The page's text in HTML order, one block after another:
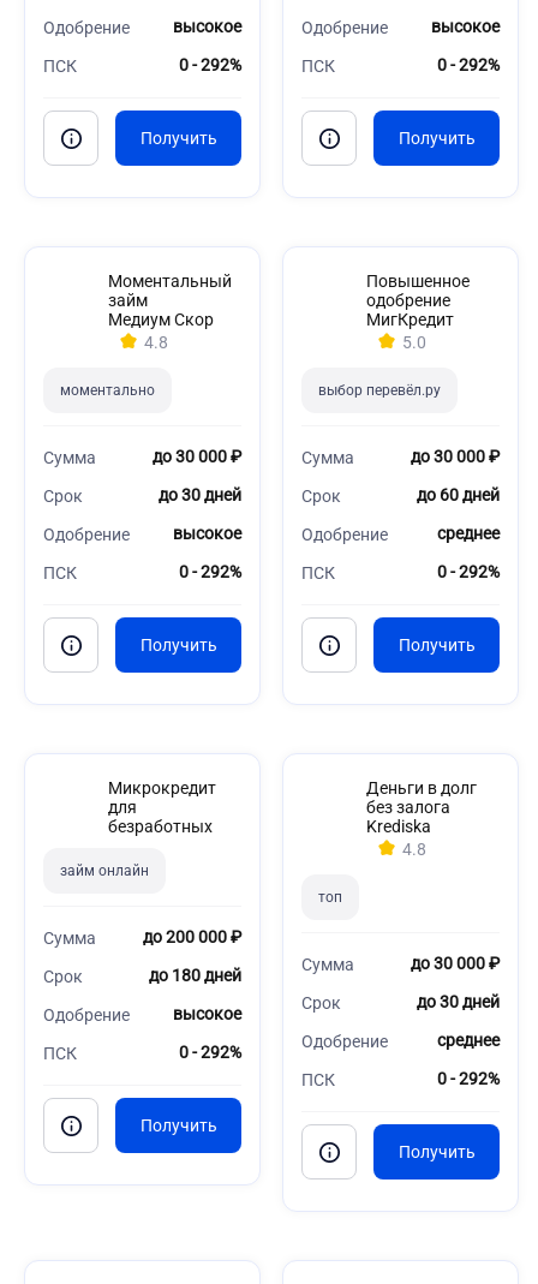
Одобрение высокое
ПСК 0 - 292%
Одобрение высокое
ПСК 0 - 292%
Моментальный
займ
Медиум Скор
4.8
моментально
Сумма до 30 000 ₽
Срок до 30 дней
Одобрение высокое
ПСК 0 - 292%
Повышенное
одобрение
МигКредит
5.0
выбор перевёл.ру
Сумма до 30 000 ₽
Срок до 60 дней
Одобрение среднее
ПСК 0 - 292%
Микрокредит
для
безработных
займ онлайн
Сумма до 200 000 ₽
Срок до 180 дней
Одобрение высокое
ПСК 0 - 292%
Деньги в долг
без залога
Krediska
4.8
топ
Сумма до 30 000 ₽
Срок до 30 дней
Одобрение среднее
ПСК 0 - 292%